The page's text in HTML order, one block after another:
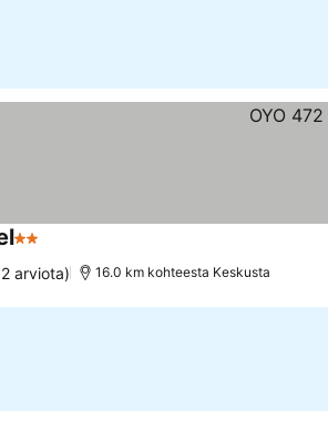
2 Tähtiluokitus
arviota) 16.0 km kohteesta Keskusta